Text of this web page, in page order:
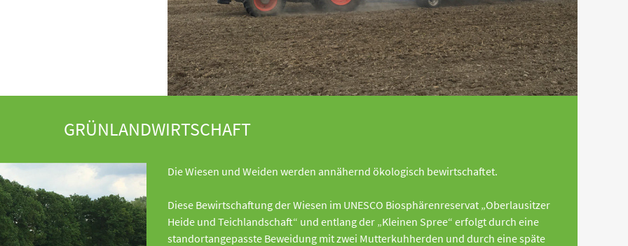
GRÜNLANDWIRTSCHAFT
Die Wiesen und Weiden werden annähernd ökologisch bewirtschaftet.
Diese Bewirtschaftung der Wiesen im UNESCO Biosphärenreservat „Oberlausitzer
Heide und Teichlandschaft“ und entlang der „Kleinen Spree“ erfolgt durch eine
standortangepasste Beweidung mit zwei Mutterkuhherden und durch eine späte